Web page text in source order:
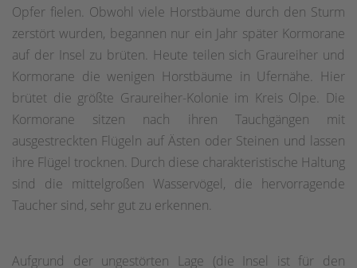
Opfer fielen. Obwohl viele Horstbäume durch den Sturm
zerstört wurden, begannen nur ein Jahr später Kormorane
auf der Insel zu brüten. Heute teilen sich Graureiher und
Kormorane die wenigen Horstbäume in Ufernähe. Hier
brütet die größte Graureiher-Kolonie im Kreis Olpe. Die
Kormorane sitzen nach ihren Tauchgängen mit
ausgestreckten Flügeln auf Ästen oder Steinen und lassen
ihre Flügel trocknen. Durch diese charakteristische Haltung
sind die mittelgroßen Wasservögel, die hervorragende
Taucher sind, sehr gut zu erkennen.
Aufgrund der ungestörten Lage (die Insel ist für den